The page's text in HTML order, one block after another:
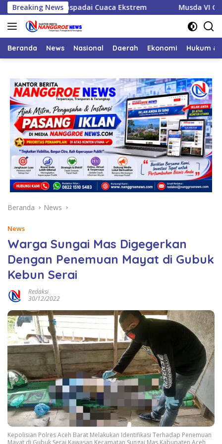
Langsung
ke
konten
Breaking News
Waspadai Cuaca Ekstrem Musda VI Golkar Nagan
Beranda News Nasional Daerah Ekonomi Hukum &
Beranda News
News
Warga Sungai Mas Digegerkan
Dengan Penemuan Mayat di Gubuk
Kebun Serai
Redaksi
30/12/2022
Kepolisian Polres Aceh Barat Melakukan Identifikasi Terhadap Penemuan